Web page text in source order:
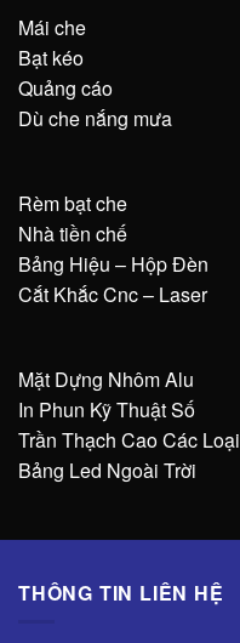
Mái che
Bạt kéo
Quảng cáo
Dù che nắng mưa
Rèm bạt che
Nhà tiền chế
Bảng Hiệu – Hộp Đèn
Cắt Khắc Cnc – Laser
Mặt Dựng Nhôm Alu
In Phun Kỹ Thuật Số
Trần Thạch Cao Các Loại
Bảng Led Ngoài Trời
THÔNG TIN LIÊN HỆ